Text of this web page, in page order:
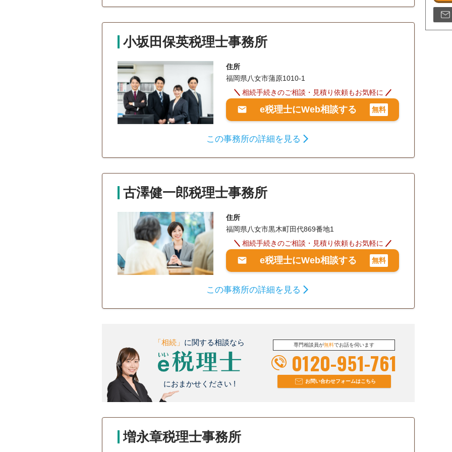
小坂田保英税理士事務所
住所
福岡県八女市蒲原1010-1
相続手続きのご相談・見積り依頼もお気軽に
e税理士にWeb相談する 無料
この事務所の詳細を見る
古澤健一郎税理士事務所
住所
福岡県八女市黒木町田代869番地1
相続手続きのご相談・見積り依頼もお気軽に
e税理士にWeb相談する 無料
この事務所の詳細を見る
「相続」 に関する相談なら
におまかせください !
専門相談員が無料でお話を伺います
0120-951-761
お問い合わせフォームはこちら
増永章税理士事務所